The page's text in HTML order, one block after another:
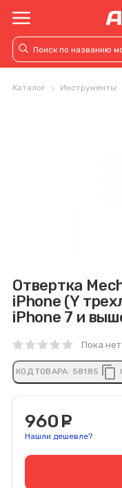
Каталог Инструменты
Отвертка
iPhone (Y
iPhone 7 и
Пока
КОД ТОВАРА: 58185 content_copy
960
Нашли дешевле?